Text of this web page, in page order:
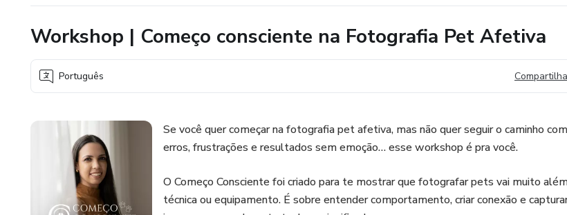
Workshop | Começo consciente na Fotografia Pet Afetiva
Português
Se você quer começar na fotografia pet afetiva, mas não quer seguir o caminho
erros, frustrações e resultados sem emoção… esse workshop é pra você.
O Começo Consciente foi criado para te mostrar que fotografar pets vai muito
técnica ou equipamento. É sobre entender comportamento, criar conexão e